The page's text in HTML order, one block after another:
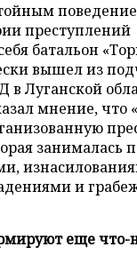
преступлений
батальон
вышел из
Луганской
мнение, что
занималась
и
еще что-